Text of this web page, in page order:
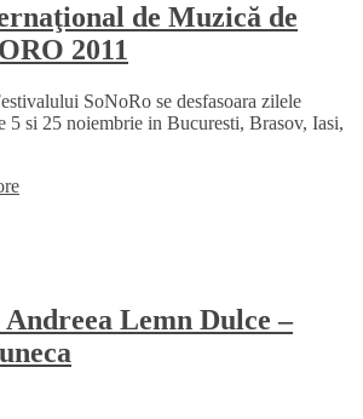
de Muzică de
2011
SoNoRo se desfasoara zilele
5 si 25 noiembrie in Bucuresti, Brasov, Iasi,
Lemn Dulce –